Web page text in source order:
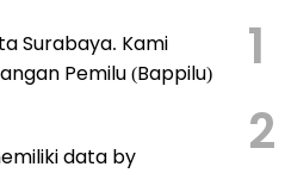
Surabaya. Kami
Pemilu (Bappilu)
data by
1
2